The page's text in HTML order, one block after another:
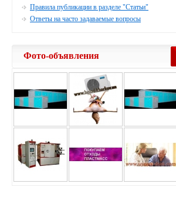
Правила публикации в разделе "Статьи"
Ответы на часто задаваемые вопросы
Фото-объявления